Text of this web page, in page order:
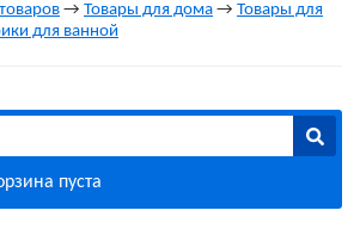
→ Товары для дома → Товары для
для ванной
пуста